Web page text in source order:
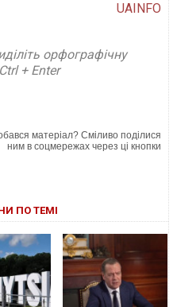
UAINFO
орфографічну
+ Enter
матеріал? Сміливо поділися
ним в соцмережах через ці кнопки
ПО ТЕМІ